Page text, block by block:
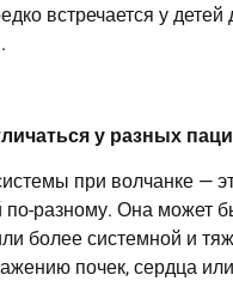
встречается у
у разных
при волчанке —
разному. Она может
более системной и
почек, сердца